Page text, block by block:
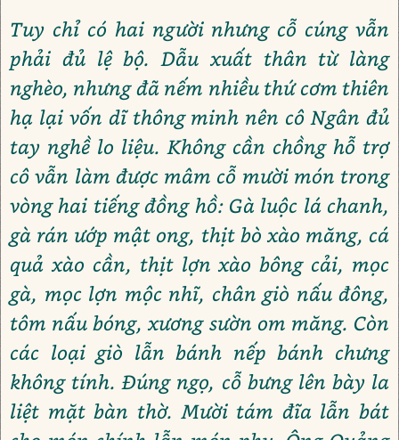
Tuy chỉ có hai người nhưng cỗ cúng vẫn
phải đủ lệ bộ. Dẫu xuất thân từ làng
nghèo, nhưng đã nếm nhiều thứ cơm thiên
hạ lại vốn dĩ thông minh nên cô Ngân đủ
tay nghề lo liệu. Không cần chồng hỗ trợ
cô vẫn làm được mâm cỗ mười món trong
vòng hai tiếng đồng hồ: Gà luộc lá chanh,
gà rán ướp mật ong, thịt bò xào măng, cá
quả xào cần, thịt lợn xào bông cải, mọc
gà, mọc lợn mộc nhĩ, chân giò nấu đông,
tôm nấu bóng, xương sườn om măng. Còn
các loại giò lẫn bánh nếp bánh chưng
không tính. Đúng ngọ, cỗ bưng lên bày la
liệt mặt bàn thờ. Mười tám đĩa lẫn bát